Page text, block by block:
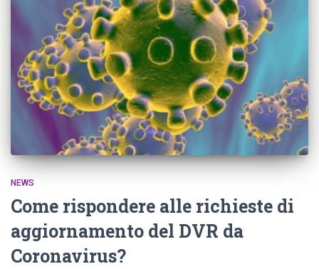
NEWS
Come rispondere alle richieste di
aggiornamento del DVR da
Coronavirus?